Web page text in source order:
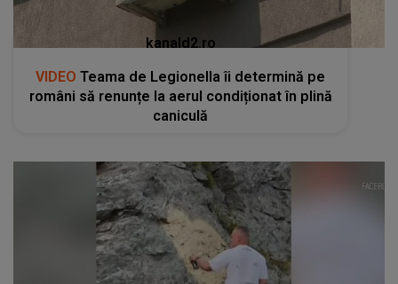
kanald2.ro
VIDEO Teama de Legionella îi determină pe
români să renunțe la aerul condiționat în plină
caniculă